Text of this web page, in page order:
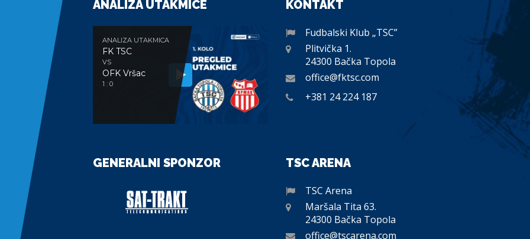
ANALIZA UTAKMICE
ANALIZA UTAKMICA
FK TSC
VS
OFK Vršac
1 : 0
KONTAKT
Fudbalski Klub „TSC”
Plitvička 1.
24300 Bačka Topola
office@fktsc.com
+381 24 224 187
GENERALNI SPONZOR TSC ARENA
TSC Arena
Maršala Tita 63.
24300 Bačka Topola
office@tscarena.com